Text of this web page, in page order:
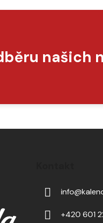
našich
info@
+420 601